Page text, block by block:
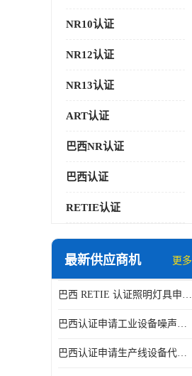
NR10认证
NR12认证
NR13认证
ART认证
巴西NR认证
巴西认证
RETIE认证
最新供应商机 更多
巴西 RETIE 认证照明灯具申请 RETIE 认证
巴西认证申请工业设备噪声控制认证规范
巴西认证申请生产线设备代理机构选择